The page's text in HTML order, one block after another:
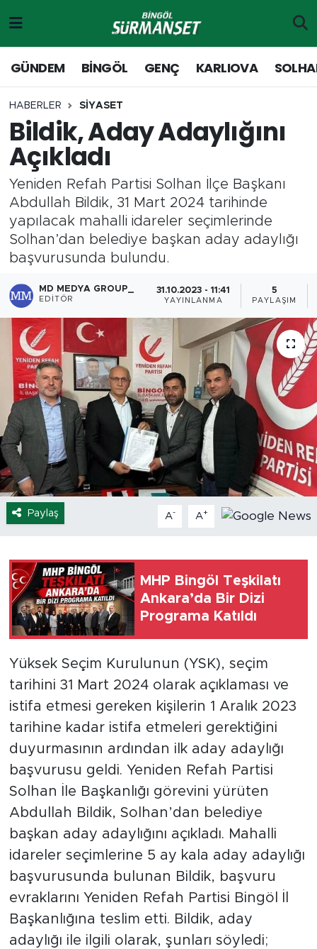
GÜNDEM BİNGÖL GENÇ KARLIOVA
HABERLER SİYASET
Bildik, Aday Adaylığını
Açıkladı
Yeniden Refah Partisi Solhan İlçe Başkanı
Abdullah Bildik, 31 Mart 2024 tarihinde
yapılacak mahalli idareler seçimlerinde
Solhan’dan belediye başkan aday adaylığı
başvurusunda bulundu.
MD MEDYA GROUP_
EDITÖR
31.10.2023 - 11:41
YAYINLANMA
5
PAYLAŞIM
Paylaş A- A+
MHP Bingöl Teşkilatı
Ankara’da Bir Dizi
Programa Katıldı
Yüksek Seçim Kurulunun (YSK), seçim
tarihini 31 Mart 2024 olarak açıklaması ve
istifa etmesi gereken kişilerin 1 Aralık 2023
tarihine kadar istifa etmeleri gerektiğini
duyurmasının ardından ilk aday adaylığı
başvurusu geldi. Yeniden Refah Partisi
Solhan İle Başkanlığı görevini yürüten
Abdullah Bildik, Solhan’dan belediye
başkan aday adaylığını açıkladı. Mahalli
idareler seçimlerine 5 ay kala aday adaylığı
başvurusunda bulunan Bildik, başvuru
evraklarını Yeniden Refah Partisi Bingöl İl
Başkanlığına teslim etti. Bildik, aday
adaylığı ile ilgili olarak, şunları söyledi;
Genç
Solhan
Karlıova
Adaklı-Kiğı
Yayladere-Yedisu
Spor
Yaşam
Sağlık
Eğitim
Ekonomi
Hava Durumu
Tavz Der
Bingöl Kaza Haberleri
Merkez Hava Durumu
Merkez Trafik Yoğunluk Haritası
Süper Lig Puan Durumu ve Fikstür
Tüm Manşetler
Son Dakika Haberleri